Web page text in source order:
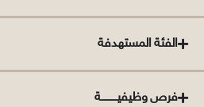
الفئة المستهدفة
فرص وظيفيــــــــــة